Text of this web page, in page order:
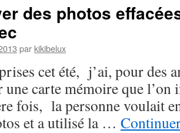
des photos
par kikibelux
cet été, j’ai, pour des
une carte mémoire que
fois, la personne voulait
et a utilisé la …